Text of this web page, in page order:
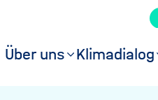
Über uns Klimadialog